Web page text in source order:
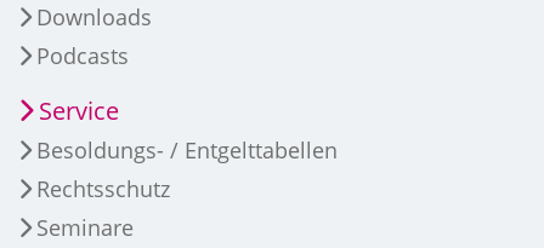
Downloads
Podcasts
Service
Besoldungs- / Entgelttabellen
Rechtsschutz
Seminare